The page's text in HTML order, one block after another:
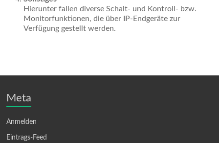
Hierunter fallen diverse Schalt- und Kontroll- bzw.
Monitorfunktionen, die über IP-Endgeräte zur
Verfügung gestellt werden.
Meta
Anmelden
Eintrags-Feed